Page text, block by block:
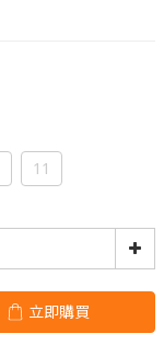
11
立即購買